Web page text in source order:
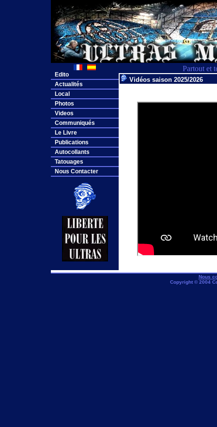
Partout et
Edito
Actualités
Local
Photos
Videos
Communiqués
Le Livre
Publications
Autocollants
Tatouages
Nous Contacter
Vidéos saison 2025/2026
Nous
Copyright © 2004